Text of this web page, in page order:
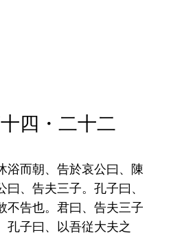
四・二十二
浴而朝、告於哀公曰、陳
、告夫三子。孔子曰、
不告也。君曰、告夫三子
孔子曰、以吾従大夫之